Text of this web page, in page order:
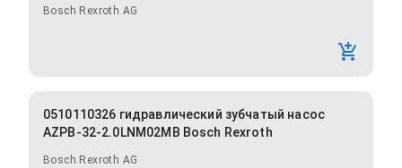
Bosch Rexroth AG
0510110326 гидравлический зубчатый насос
AZPB-32-2.0LNM02MB Bosch Rexroth
Bosch Rexroth AG